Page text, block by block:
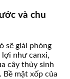
và chu
sẽ giải phóng
như canxi,
cây thủy sinh
Bề mặt xốp của